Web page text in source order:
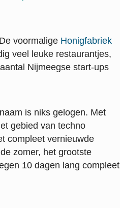
voormalige Honigfabriek
veel leuke restaurantjes,
Nijmeegse start-ups
is niks gelogen. Met
gebied van techno
compleet vernieuwde
zomer, het grootste
10 dagen lang compleet